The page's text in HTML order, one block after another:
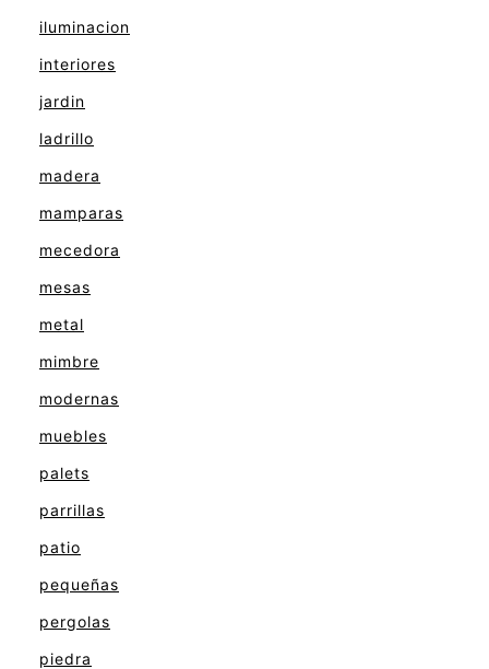
iluminacion
interiores
jardin
ladrillo
madera
mamparas
mecedora
mesas
metal
mimbre
modernas
muebles
palets
parrillas
patio
pequeñas
pergolas
piedra